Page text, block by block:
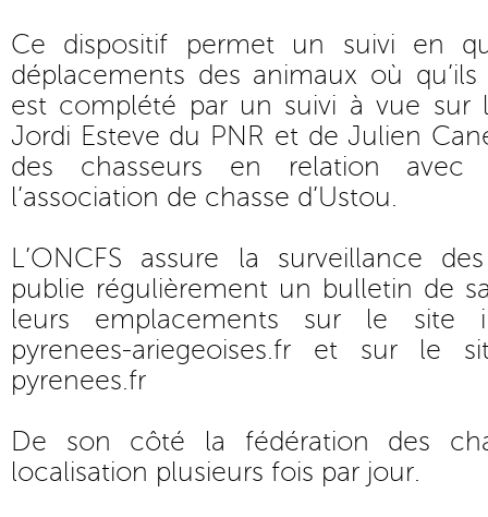
Ce dispositif permet un suivi en
déplacements des animaux où
est complété par un suivi à vue sur
Jordi Esteve du PNR et de Julien
des chasseurs en relation avec
l’association de chasse d’Ustou.
L’ONCFS assure la surveillance
publie régulièrement un bulletin de
leurs emplacements sur le site
pyrenees-ariegeoises.fr et sur le
pyrenees.fr
De son côté la fédération des
localisation plusieurs fois par jour.